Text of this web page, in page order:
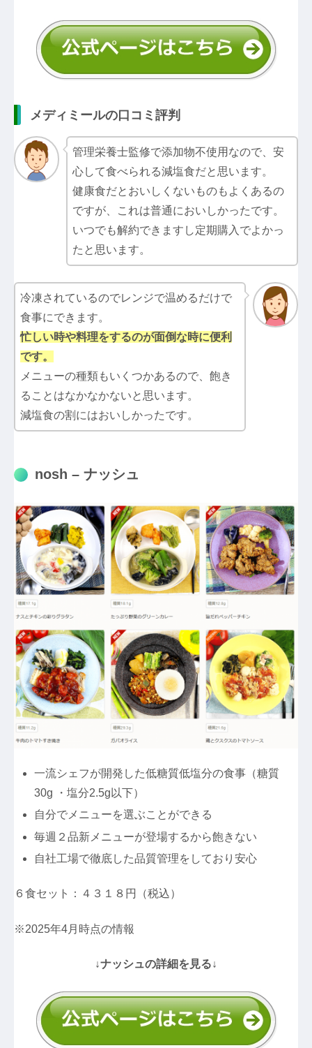
メディミールの口コミ評判
管理栄養士監修で添加物不使用なので、安
心して食べられる減塩食だと思います。
健康食だとおいしくないものもよくあるの
ですが、これは普通においしかったです。
いつでも解約できますし定期購入でよかっ
たと思います。
冷凍されているのでレンジで温めるだけで
食事にできます。
忙しい時や料理をするのが面倒な時に便利
です。
メニューの種類もいくつかあるので、飽き
ることはなかなかないと思います。
減塩食の割にはおいしかったです。
nosh – ナッシュ
一流シェフが開発した低糖質低塩分の食事（糖質
30g ・塩分2.5g以下）
自分でメニューを選ぶことができる
毎週２品新メニューが登場するから飽きない
自社工場で徹底した品質管理をしており安心
６食セット：４３１８円（税込）
※2025年4月時点の情報
↓ナッシュの詳細を見る↓